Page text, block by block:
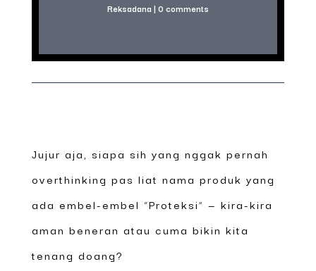
Reksadana | 0 comments
Jujur aja, siapa sih yang nggak pernah
overthinking pas liat nama produk yang
ada embel-embel “Proteksi” — kira-kira
aman beneran atau cuma bikin kita
tenang doang?